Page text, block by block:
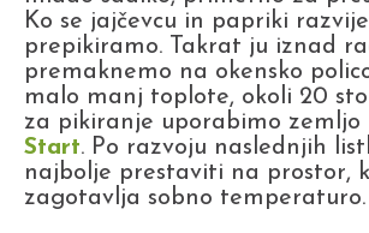
Ko se jajčevcu in papriki
prepikiramo. Takrat ju iznad
premaknemo na okensko
malo manj toplote, okoli 20
za pikiranje uporabimo zemljo
Start. Po razvoju naslednjih
najbolje prestaviti na prostor,
zagotavlja sobno temperaturo.